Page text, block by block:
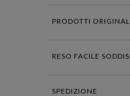
PRODOTTI
RESO FACILE
SPEDIZIONE